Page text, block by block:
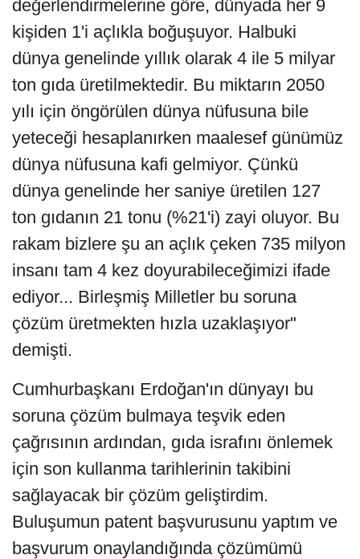
değerlendirmelerine göre, dünyada her 9
kişiden 1'i açlıkla boğuşuyor. Halbuki
dünya genelinde yıllık olarak 4 ile 5 milyar
ton gıda üretilmektedir. Bu miktarın 2050
yılı için öngörülen dünya nüfusuna bile
yeteceği hesaplanırken maalesef günümüz
dünya nüfusuna kafi gelmiyor. Çünkü
dünya genelinde her saniye üretilen 127
ton gıdanın 21 tonu (%21'i) zayi oluyor. Bu
rakam bizlere şu an açlık çeken 735 milyon
insanı tam 4 kez doyurabileceğimizi ifade
ediyor... Birleşmiş Milletler bu soruna
çözüm üretmekten hızla uzaklaşıyor"
demişti.
Cumhurbaşkanı Erdoğan'ın dünyayı bu
soruna çözüm bulmaya teşvik eden
çağrısının ardından, gıda israfını önlemek
için son kullanma tarihlerinin takibini
sağlayacak bir çözüm geliştirdim.
Buluşumun patent başvurusunu yaptım ve
başvurum onaylandığında çözümümü